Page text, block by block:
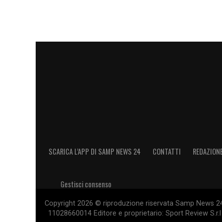
SCARICA L’APP DI SAMP NEWS 24 CONTATTI
Gestisci consenso
Copyright 2026 © riproduzione riservata Samp News
11028660014 Editore e proprietario: Sport Review